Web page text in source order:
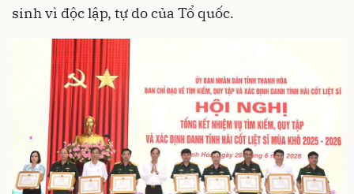
sinh vì độc lập, tự do của Tổ quốc.